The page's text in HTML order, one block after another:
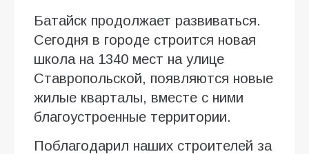
Батайск продолжает развиваться.
Сегодня в городе строится новая
школа на 1340 мест на улице
Ставропольской, появляются новые
жилые кварталы, вместе с ними
благоустроенные территории.
Поблагодарил наших строителей за